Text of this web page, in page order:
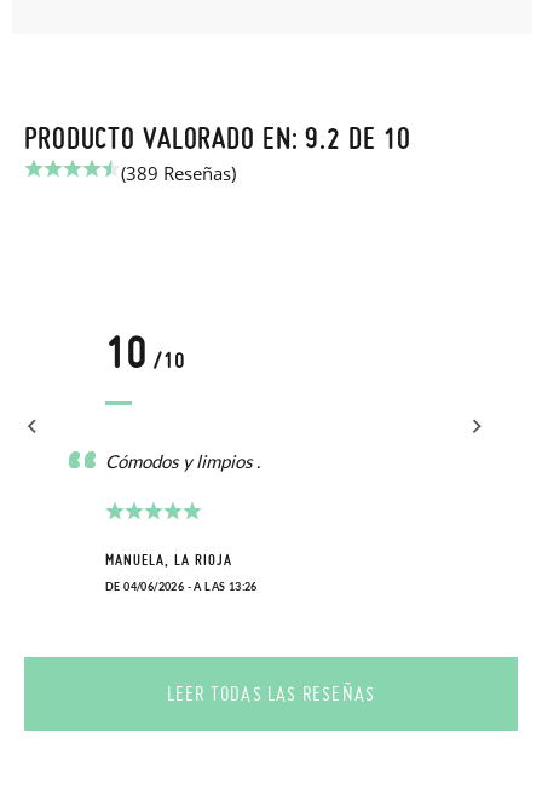
PRODUCTO VALORADO EN: 9.2 DE 10
(389 Reseñas)
10 /10
Cómodos y limpios .
MANUELA, LA RIOJA
DE 04/06/2026 - A LAS 13:26
LEER TODAS LAS RESEÑAS